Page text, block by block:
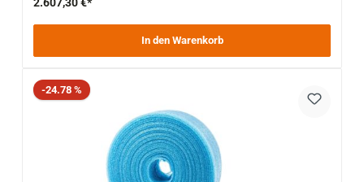
2.607,30 €*
In den Warenkorb
Rabatt
-24.78 %